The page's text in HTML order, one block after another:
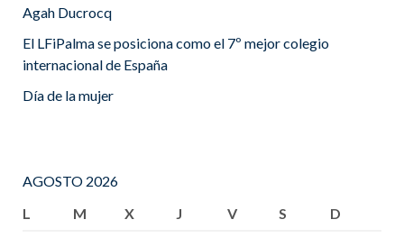
Agah Ducrocq
El LFiPalma se posiciona como el 7º mejor colegio
internacional de España
Día de la mujer
AGOSTO 2026
L
M X J V S
D